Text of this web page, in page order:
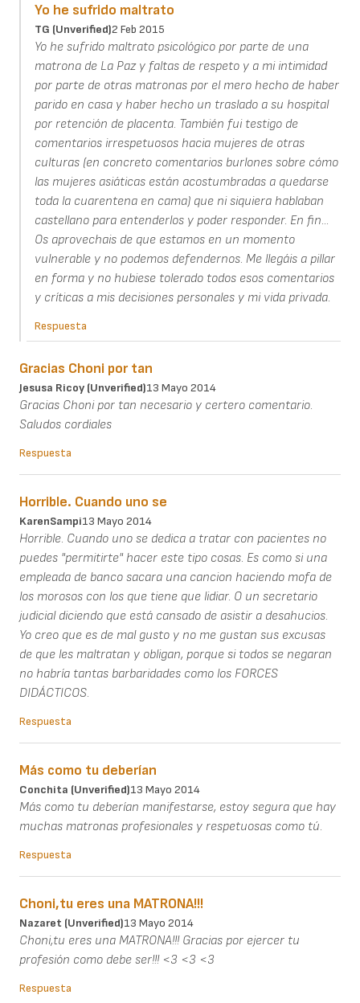
Yo he sufrido maltrato
TG (unverified)2 Feb 2015
Yo he sufrido maltrato psicológico por parte de una
matrona de La Paz y faltas de respeto y a mi intimidad
por parte de otras matronas por el mero hecho de haber
parido en casa y haber hecho un traslado a su hospital
por retención de placenta. También fui testigo de
comentarios irrespetuosos hacia mujeres de otras
culturas (en concreto comentarios burlones sobre cómo
las mujeres asiáticas están acostumbradas a quedarse
toda la cuarentena en cama) que ni siquiera hablaban
castellano para entenderlos y poder responder. En fin...
Os aprovechais de que estamos en un momento
vulnerable y no podemos defendernos. Me llegáis a pillar
en forma y no hubiese tolerado todos esos comentarios
y críticas a mis decisiones personales y mi vida privada.
Respuesta
Gracias Choni por tan
Jesusa Ricoy (unverified)13 Mayo 2014
Gracias Choni por tan necesario y certero comentario.
Saludos cordiales
Respuesta
Horrible. Cuando uno se
KarenSampi13 Mayo 2014
Horrible. Cuando uno se dedica a tratar con pacientes no
puedes "permitirte" hacer este tipo cosas. Es como si una
empleada de banco sacara una cancion haciendo mofa de
los morosos con los que tiene que lidiar. O un secretario
judicial diciendo que está cansado de asistir a desahucios.
Yo creo que es de mal gusto y no me gustan sus excusas
de que les maltratan y obligan, porque si todos se negaran
no habría tantas barbaridades como los FORCES
DIDÁCTICOS.
Respuesta
Más como tu deberían
Conchita (unverified)13 Mayo 2014
Más como tu deberían manifestarse, estoy segura que hay
muchas matronas profesionales y respetuosas como tú.
Respuesta
Choni,tu eres una MATRONA!!!
Nazaret (unverified)13 Mayo 2014
Choni,tu eres una MATRONA!!! Gracias por ejercer tu
profesión como debe ser!!! <3 <3 <3
Respuesta